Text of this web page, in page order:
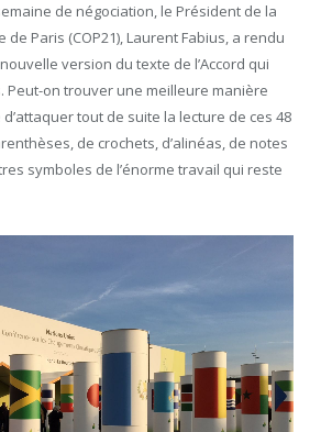
de négociation, le Président de la
Paris (COP21), Laurent Fabius, a rendu
version du texte de l’Accord qui
Peut-on trouver une meilleure manière
d’attaquer tout de suite la lecture de ces 48
de crochets, d’alinéas, de notes
symboles de l’énorme travail qui reste